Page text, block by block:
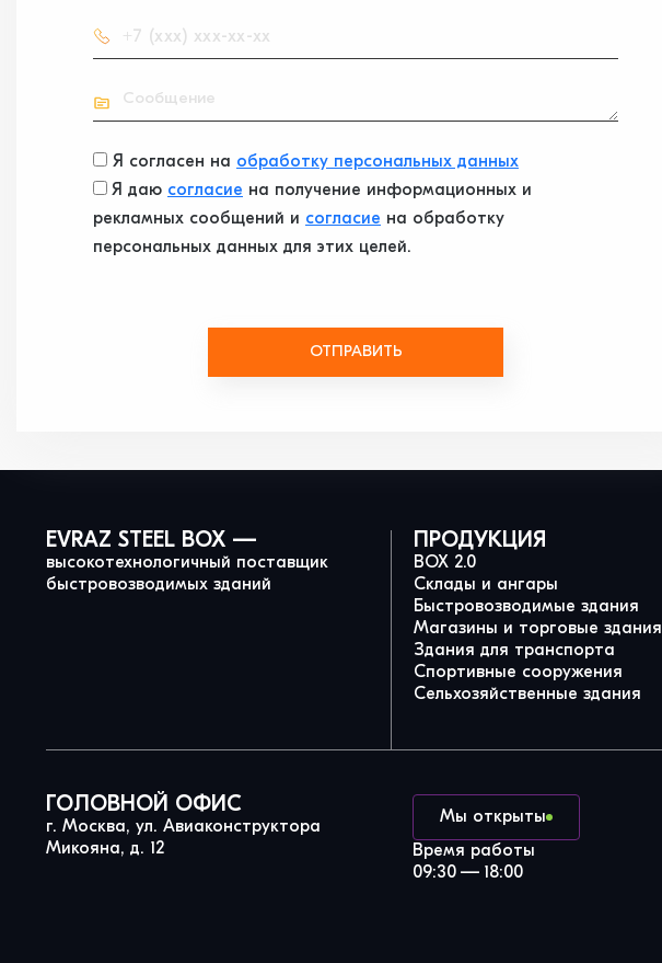
Я согласен на обработку персональных данных
Я даю согласие на получение информационных и
рекламных сообщений и согласие на обработку
персональных данных для этих целей.
ОТПРАВИТЬ
EVRAZ STEEL BOX —
высокотехнологичный поставщик
быстровозводимых зданий
ПРОДУКЦИЯ
BOX 2.0
Склады и ангары
Быстровозводимые здания
Магазины и торговые здания
Здания для транспорта
Спортивные сооружения
Сельхозяйственные здания
ГОЛОВНОЙ ОФИС
г. Москва, ул. Авиаконструктора
Микояна, д. 12
Мы открыты
Время работы
09:30 — 18:00